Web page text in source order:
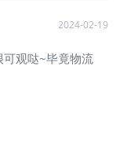
2024-02-19
观哒~毕竟物流